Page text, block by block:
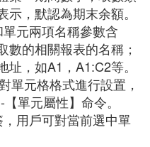
，默認為期末余額。
元兩項名稱參數含
的相關報表的名稱；
，如A1，A1:C2等。
單元格格式進行設置，
單元屬性】命令。
用戶可對當前選中單